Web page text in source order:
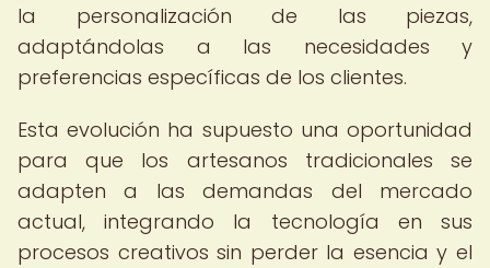
la personalización de las piezas,
adaptándolas a las necesidades y
preferencias específicas de los clientes.
Esta evolución ha supuesto una oportunidad
para que los artesanos tradicionales se
adapten a las demandas del mercado
actual, integrando la tecnología en sus
procesos creativos sin perder la esencia y el